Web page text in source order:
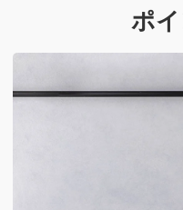
ポ